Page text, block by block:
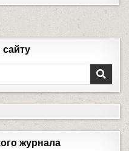
журнала